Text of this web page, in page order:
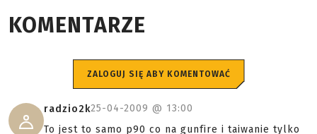
KOMENTARZE
ZALOGUJ SIĘ ABY KOMENTOWAĆ
radzio2k25-04-2009 @ 13:00
To jest to samo p90 co na gunfire i taiwanie tylko